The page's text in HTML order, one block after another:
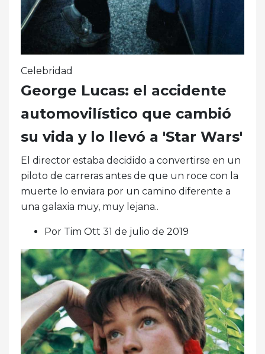
Celebridad
George Lucas: el accidente
automovilístico que cambió
su vida y lo llevó a 'Star Wars'
El director estaba decidido a convertirse en un
piloto de carreras antes de que un roce con la
muerte lo enviara por un camino diferente a
una galaxia muy, muy lejana..
Por Tim Ott 31 de julio de 2019